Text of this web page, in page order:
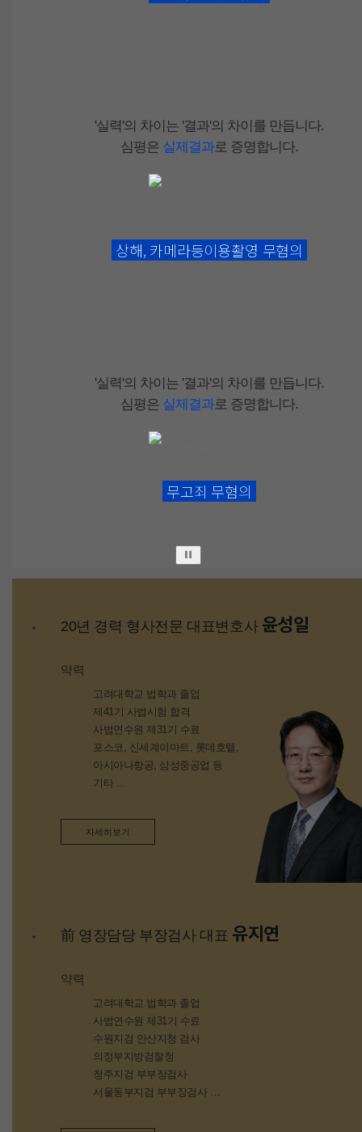
'실력'의 차이는 '결과'의 차이를 만듭니다.
심평은 실제결과로 증명합니다.
상해, 카메라등이용촬영 무혐의
'실력'의 차이는 '결과'의 차이를 만듭니다.
심평은 실제결과로 증명합니다.
무고죄 무혐의
20년 경력 형사전문 대표변호사 윤성일
약력
고려대학교 법학과 졸업
제41기 사법시험 합격
사법연수원 제31기 수료
포스코, 신세계이마트, 롯데호텔,
아시아나항공, 삼성중공업 등
기타
자세히보기
前 영장담당 부장검사 대표 유지연
약력
고려대학교 법학과 졸업
사법연수원 제31기 수료
수원지검 안산지청 검사
의정부지방검찰청
청주지검 부부장검사
서울동부지검 부부장검사